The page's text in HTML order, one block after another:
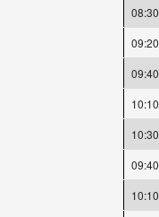
08:30
09:20
09:40
10:10
10:30
09:40
10:10